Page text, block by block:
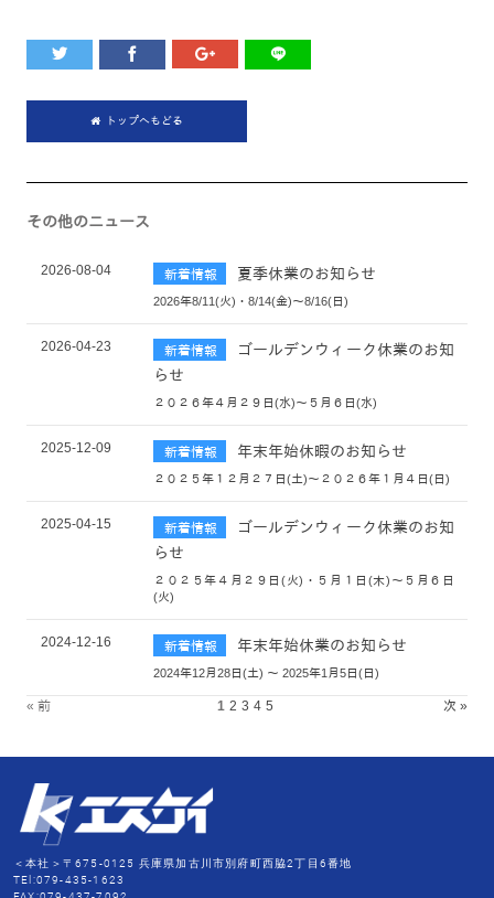
トップへもどる
その他のニュース
2026-08-04 新着情報 夏季休業のお知らせ
2026年8/11(火)・8/14(金)～8/16(日)
2026-04-23 新着情報
ゴールデンウィーク休業のお知
らせ
２０２６年４月２９日(水)～５月６日(水)
2025-12-09 新着情報 年末年始休暇のお知らせ
２０２５年１２月２７日(土)～２０２６年１月４日(日)
2025-04-15 新着情報
ゴールデンウィーク休業のお知
らせ
２０２５年４月２９日(火)・５月１日(木)～５月６日
(火)
2024-12-16 新着情報 年末年始休業のお知らせ
2024年12月28日(土) ～ 2025年1月5日(日)
« 前 1 2 3 4 5 次 »
＜本社＞〒675-0125 兵庫県加古川市別府町西脇2丁目6番地
TEl:079-435-1623